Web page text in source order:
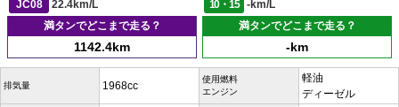
JC08
22.4km/L 10・15
-km/L
満タンでどこまで走る？
1142.4km
満タンでどこまで走る？
-km
排気量 1968cc
使用燃料
エンジン
軽油
ディーゼル